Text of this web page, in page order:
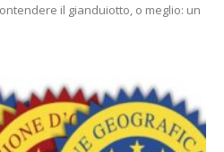
il gianduiotto, o meglio: un